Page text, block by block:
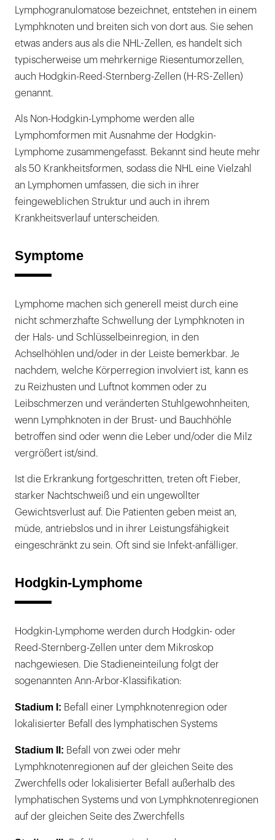
Lymphogranulomatose bezeichnet, entstehen in einem
Lymphknoten und breiten sich von dort aus. Sie sehen
etwas anders aus als die NHL-Zellen, es handelt sich
typischerweise um mehrkernige Riesentumorzellen,
auch Hodgkin-Reed-Sternberg-Zellen (H-RS-Zellen)
genannt.
Als Non-Hodgkin-Lymphome werden alle
Lymphomformen mit Ausnahme der Hodgkin-
Lymphome zusammengefasst. Bekannt sind heute mehr
als 50 Krankheitsformen, sodass die NHL eine Vielzahl
an Lymphomen umfassen, die sich in ihrer
feingeweblichen Struktur und auch in ihrem
Krankheitsverlauf unterscheiden.
Symptome
Lymphome machen sich generell meist durch eine
nicht schmerzhafte Schwellung der Lymphknoten in
der Hals- und Schlüsselbeinregion, in den
Achselhöhlen und/oder in der Leiste bemerkbar. Je
nachdem, welche Körperregion involviert ist, kann es
zu Reizhusten und Luftnot kommen oder zu
Leibschmerzen und veränderten Stuhlgewohnheiten,
wenn Lymphknoten in der Brust- und Bauchhöhle
betroffen sind oder wenn die Leber und/oder die Milz
vergrößert ist/sind.
Ist die Erkrankung fortgeschritten, treten oft Fieber,
starker Nachtschweiß und ein ungewollter
Gewichtsverlust auf. Die Patienten geben meist an,
müde, antriebslos und in ihrer Leistungsfähigkeit
eingeschränkt zu sein. Oft sind sie Infekt-anfälliger.
Hodgkin-Lymphome
Hodgkin-Lymphome werden durch Hodgkin- oder
Reed-Sternberg-Zellen unter dem Mikroskop
nachgewiesen. Die Stadieneinteilung folgt der
sogenannten Ann-Arbor-Klassifikation:
Stadium I: Befall einer Lymphknotenregion oder
lokalisierter Befall des lymphatischen Systems
Stadium II: Befall von zwei oder mehr
Lymphknotenregionen auf der gleichen Seite des
Zwerchfells oder lokalisierter Befall außerhalb des
lymphatischen Systems und von Lymphknotenregionen
auf der gleichen Seite des Zwerchfells